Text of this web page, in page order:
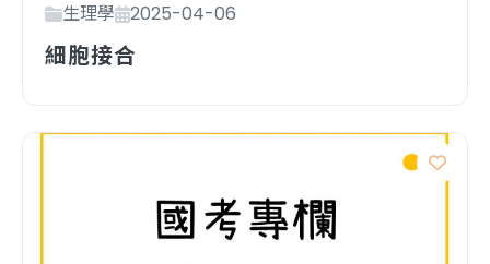
生理學 2025-04-06
細胞接合